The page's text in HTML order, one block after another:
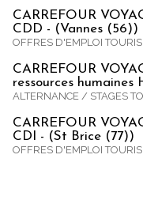
CARREFOUR
CDD - (Vannes (56))
OFFRES D'EMPLOI
CARREFOUR
ressources
ALTERNANCE / STAGES
CARREFOUR
CDI - (St Brice (77))
OFFRES D'EMPLOI